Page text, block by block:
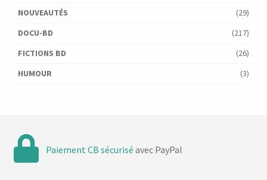
NOUVEAUTÉS
(29)
DOCU-BD
(217)
FICTIONS BD
(26)
HUMOUR
(3)
Paiement CB sécurisé avec PayPal